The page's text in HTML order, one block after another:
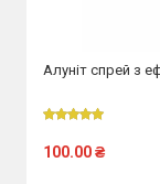
Алуніт спрей з
100.00₴